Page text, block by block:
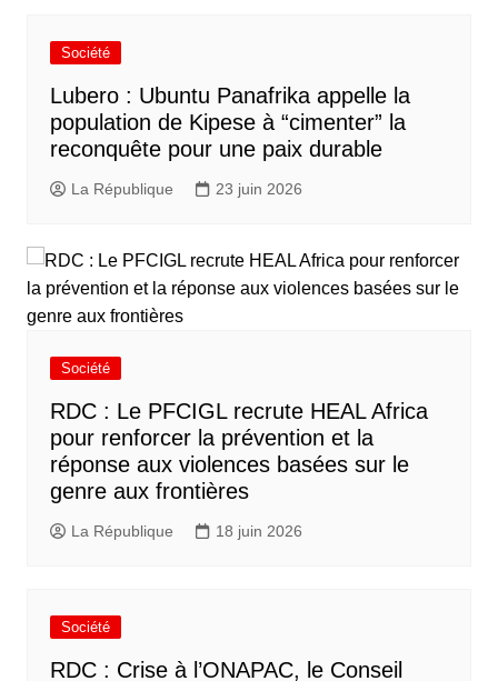
Société
Lubero : Ubuntu Panafrika appelle la
population de Kipese à “cimenter” la
reconquête pour une paix durable
La République 23 juin 2026
Société
RDC : Le PFCIGL recrute HEAL Africa
pour renforcer la prévention et la
réponse aux violences basées sur le
genre aux frontières
La République 18 juin 2026
Société
RDC : Crise à l’ONAPAC, le Conseil